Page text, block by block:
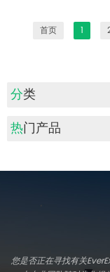
首页 1
分类
热门产品
您是否正在寻找有关